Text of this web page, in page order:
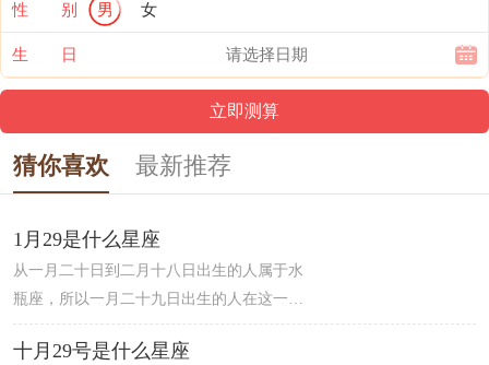
性 别 男 女
生 日
猜你喜欢 最新推荐
1月29是什么星座
从一月二十日到二月十八日出生的人属于水
瓶座，所以一月二十九日出生的人在这一区
间内。水瓶座主宰天王星，属于风象星座。
水瓶座的人在生活中，爱情中让人琢磨不定
十月29号是什么星座